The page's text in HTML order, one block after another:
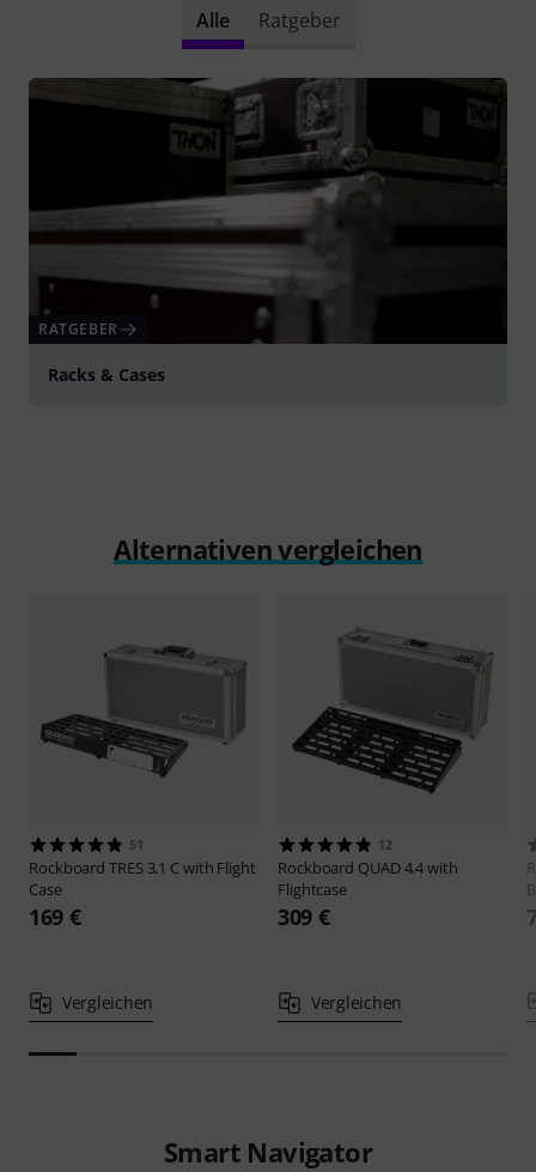
Alle Ratgeber
RATGEBER
Racks & Cases
Alternativen vergleichen
51
RockboardTRES 3.1 C with Flight
Case
169 €
Vergleichen
12
Rockboard QUAD 4.4 with
Flightcase
309 €
Vergleichen
Smart Navigator